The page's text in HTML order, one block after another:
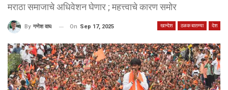
मराठा समाजाचे अधिवेशन घेणार ; महत्त्वाचे कारण समोर
खान्देश ठळक बातम्या देश
By गणेश वाघ On Sep 17, 2025